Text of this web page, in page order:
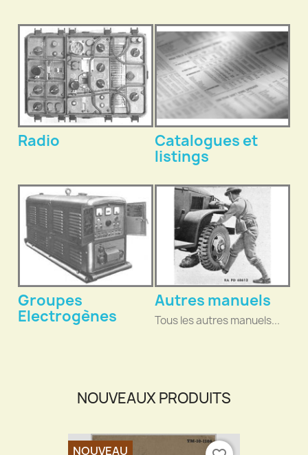
Radio Catalogues et
listings
Groupes
Electrogènes
Autres manuels
Tous les autres manuels...
NOUVEAUX PRODUITS
NOUVEAU